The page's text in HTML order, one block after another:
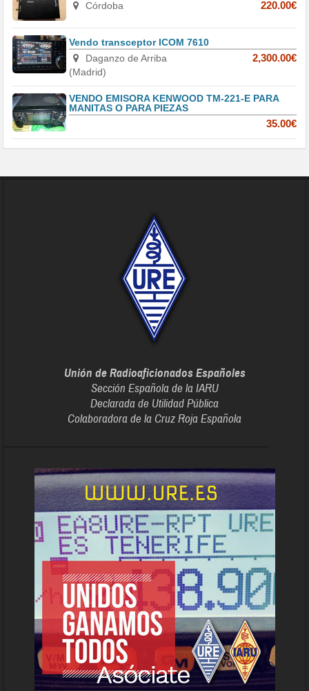
Córdoba
220.00€
Vendo transceptor ICOM 7610
Daganzo de Arriba
(Madrid)
2,300.00€
VENDO EMISORA KENWOOD TM-221-E PARA
MANITAS O PARA PIEZAS
35.00€
Unión de Radioaficionados Españoles
Sección Española de la IARU
Declarada de Utilidad Pública
Colaboradora de la Cruz Roja Española